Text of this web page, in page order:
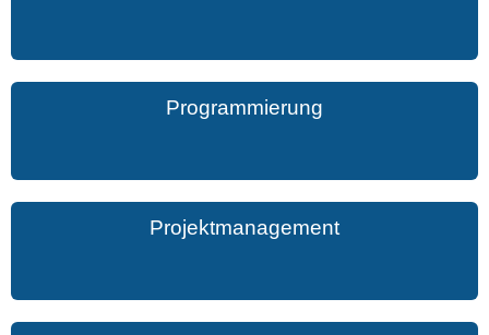
Programmierung
Projektmanagement